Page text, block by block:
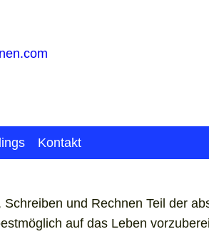
Kontakt
und Rechnen Teil der
auf das Leben